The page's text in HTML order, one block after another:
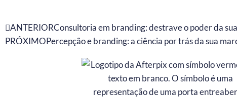
Prev
ANTERIORConsultoria em branding: destrave o poder da
PRÓXIMOPercepção e branding: a ciência por trás da sua